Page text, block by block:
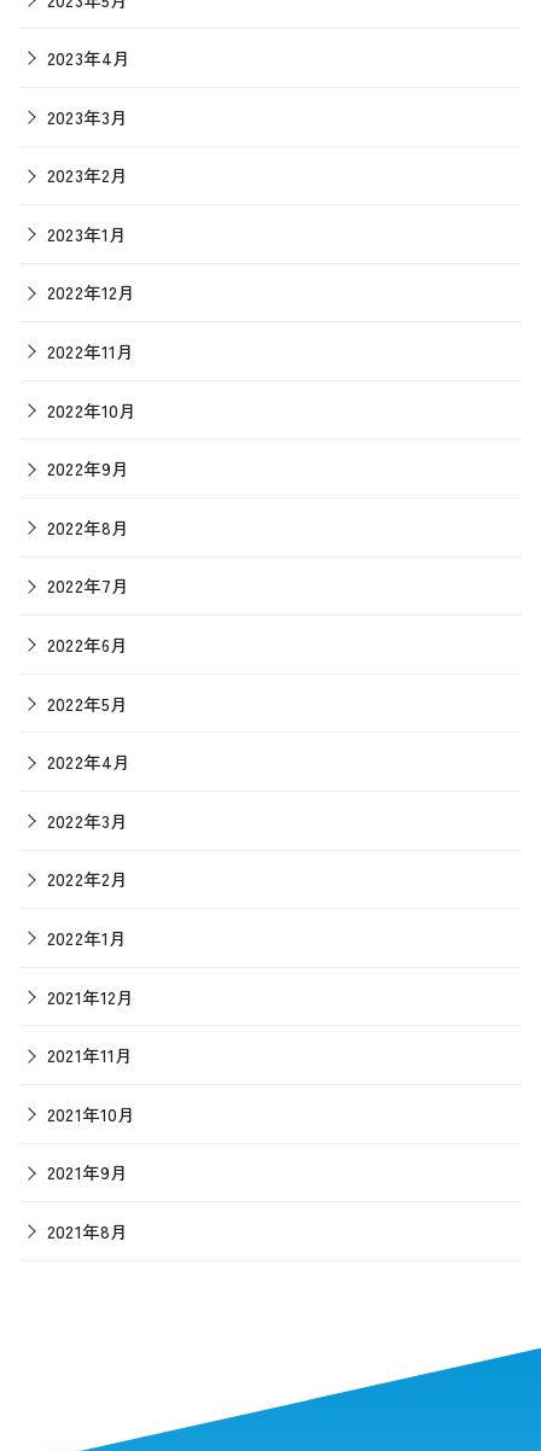
2023年4月
2023年3月
2023年2月
2023年1月
2022年12月
2022年11月
2022年10月
2022年9月
2022年8月
2022年7月
2022年6月
2022年5月
2022年4月
2022年3月
2022年2月
2022年1月
2021年12月
2021年11月
2021年10月
2021年9月
2021年8月